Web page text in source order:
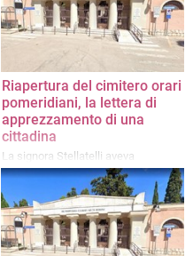
Riapertura del cimitero orari
pomeridiani, la lettera di
apprezzamento di una
cittadina
La signora Stellatelli aveva
incontrato il sindaco per esprimere il
proprio rammarico